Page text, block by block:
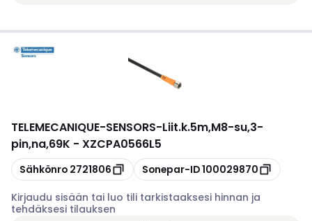
TELEMECANIQUE-SENSORS-Liit.k.5m,M8-su,3-
pin,na,69K - XZCPA0566L5
Kopioi
Sähkönro 2721806 Kopioi
Sonepar-ID100029870
Kirjaudu sisään tai luo tili tarkistaaksesi hinnan ja
tehdäksesi tilauksen